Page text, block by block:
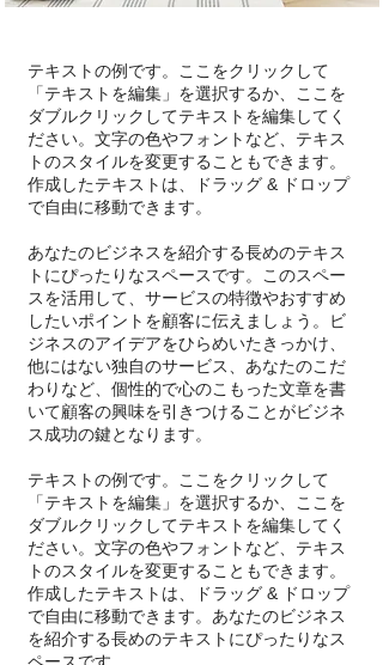
テキストの例です。ここをクリックして
「テキストを編集」を選択するか、ここを
ダブルクリックしてテキストを編集してく
ださい。文字の色やフォントなど、テキス
トのスタイルを変更することもできます。
作成したテキストは、ドラッグ & ドロップ
で自由に移動できます。
あなたのビジネスを紹介する長めのテキス
トにぴったりなスペースです。このスペー
スを活用して、サービスの特徴やおすすめ
したいポイントを顧客に伝えましょう。ビ
ジネスのアイデアをひらめいたきっかけ、
他にはない独自のサービス、あなたのこだ
わりなど、個性的で心のこもった文章を書
いて顧客の興味を引きつけることがビジネ
ス成功の鍵となります。
テキストの例です。ここをクリックして
「テキストを編集」を選択するか、ここを
ダブルクリックしてテキストを編集してく
ださい。文字の色やフォントなど、テキス
トのスタイルを変更することもできます。
作成したテキストは、ドラッグ & ドロップ
で自由に移動できます。あなたのビジネス
を紹介する長めのテキストにぴったりなス